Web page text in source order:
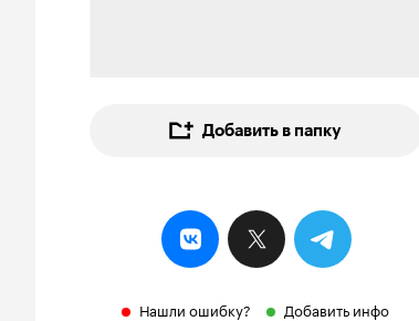
Добавить в папку
Нашли ошибку? Добавить инфо